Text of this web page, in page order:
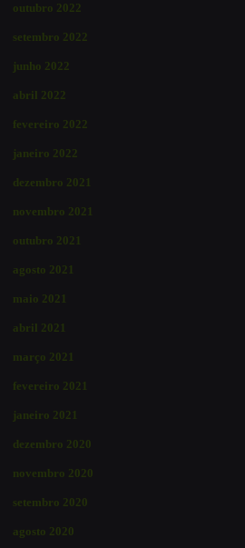
outubro 2022
setembro 2022
junho 2022
abril 2022
fevereiro 2022
janeiro 2022
dezembro 2021
novembro 2021
outubro 2021
agosto 2021
maio 2021
abril 2021
março 2021
fevereiro 2021
janeiro 2021
dezembro 2020
novembro 2020
setembro 2020
agosto 2020